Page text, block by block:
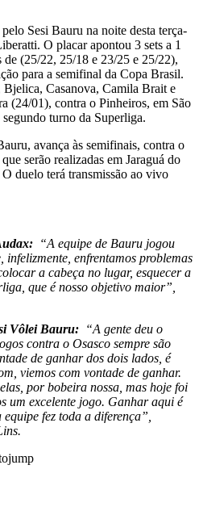
Sesi Bauru na noite desta terça-
O placar apontou 3 sets a 1
(25/22, 25/18 e 23/25 e 25/22),
para a semifinal da Copa Brasil.
Casanova, Camila Brait e
(24/01), contra o Pinheiros, em São
turno da Superliga.
avança às semifinais, contra o
serão realizadas em Jaraguá do
duelo terá transmissão ao vivo
“A equipe de Bauru jogou
infelizmente, enfrentamos problemas
a cabeça no lugar, esquecer a
que é nosso objetivo maior”,
Vôlei Bauru: “A gente deu o
contra o Osasco sempre são
de ganhar dos dois lados, é
viemos com vontade de ganhar.
por bobeira nossa, mas hoje foi
um excelente jogo. Ganhar aqui é
fez toda a diferença”,